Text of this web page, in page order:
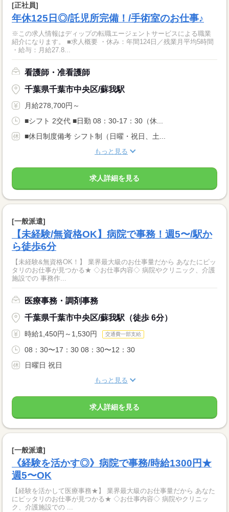
[正社員]
年休125日◎/託児所完備！/手術室のお仕事♪
※この求人情報はディップの転職エージェントサービスによる職業
紹介になります。 ■求人概要 ・休み：年間124日／残業月平均5時間
・給与：月給27.8...
看護師・准看護師
千葉県千葉市中央区/蘇我駅
月給278,700円～
■シフト 2交代 ■日勤 08：30-17：30（休...
■休日制度備考 シフト制（日曜・祝日、土...
もっと見る
求人詳細を見る
[一般派遣]
【未経験/無資格OK】病院で事務！週5〜/駅か
ら徒歩6分
【未経験&無資格OK！】 業界最大級のお仕事量だから あなたにピッ
タリのお仕事が見つかる★ ◇お仕事内容◇ 病院やクリニック、介護
施設での 事務作...
医療事務・調剤事務
千葉県千葉市中央区/蘇我駅（徒歩 6分）
時給1,450円～1,530円 交通費一部支給
08：30〜17：30 08：30〜12：30
日曜日 祝日
もっと見る
求人詳細を見る
[一般派遣]
《経験を活かす◎》病院で事務/時給1300円★
週5〜OK
【経験を活かして医療事務★】 業界最大級のお仕事量だから あなた
にピッタリのお仕事が見つかる★ ◇お仕事内容◇ 病院やクリニッ
ク、介護施設での ...